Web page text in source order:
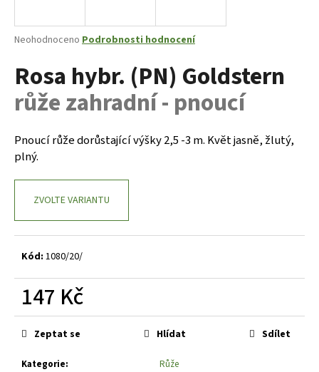
Průměrné
produktu
je
z
hvězdiček.
Neohodnoceno Podrobnosti hodnocení
Rosa hybr. (PN) Goldstern
růže zahradní - pnoucí
Pnoucí růže dorůstající výšky 2,5 -3 m. Květ jasně, žlutý,
plný.
ZVOLTE VARIANTU
Kód: 1080/20/
147 Kč
Měrná
cena:
Kategorie: Růže
Zeptat se Hlídat Sdílet
j
t
?
D
o
č